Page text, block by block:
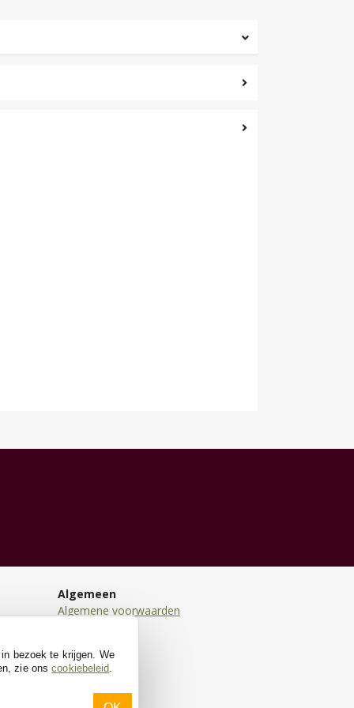
Algemeen
Algemene voorwaarden
Cookies
bezoek te krijgen. We
zie onscookiebeleid